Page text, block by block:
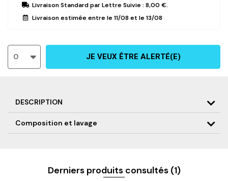
Livraison Standardpar Lettre Suivie : 8,00 €.
Livraison estimée entre le11/08 et le13/08
0 JE VEUX ÊTRE ALERTÉ(E)
DESCRIPTION
Gants techniques
Compatibles avec les écrans tactiles
Logo D&P thermocollé
Fermeture à scratch logo “D’OR ET DE PLATINE"
Composition et lavage
Derniers produits consultés (1)